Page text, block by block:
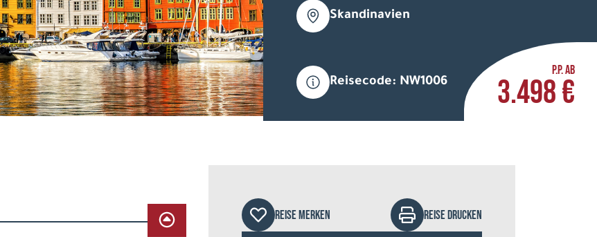
Skandinavien
Reisecode: NW1006
P.P. AB
3.498 €
REISE MERKEN REISE DRUCKEN